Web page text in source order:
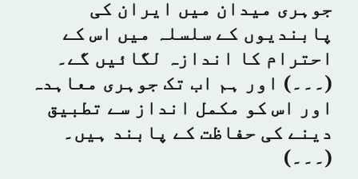
جوہری میدان میں ایران کی
پابندیوں کے سلسلہ میں اس کے
احترام کا اندازہ لگائیں گے۔
(۔۔۔) اور ہم اب تک جوہری معاہدہ
اور اس کو مکمل انداز سے تطبیق
دینے کی حفاظت کے پابند ہیں۔
(۔۔۔)